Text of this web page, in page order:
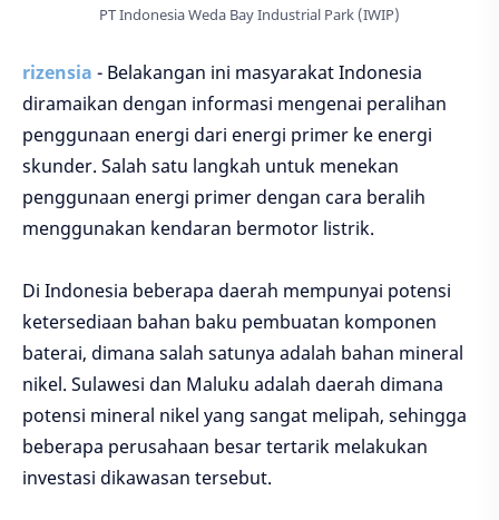
PT Indonesia Weda Bay Industrial Park (IWIP)
rizensia - Belakangan ini masyarakat Indonesia
diramaikan dengan informasi mengenai peralihan
penggunaan energi dari energi primer ke energi
skunder. Salah satu langkah untuk menekan
penggunaan energi primer dengan cara beralih
menggunakan kendaran bermotor listrik.
Di Indonesia beberapa daerah mempunyai potensi
ketersediaan bahan baku pembuatan komponen
baterai, dimana salah satunya adalah bahan mineral
nikel. Sulawesi dan Maluku adalah daerah dimana
potensi mineral nikel yang sangat melipah, sehingga
beberapa perusahaan besar tertarik melakukan
investasi dikawasan tersebut.